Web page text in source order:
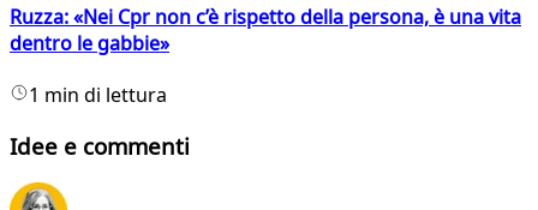
Ruzza: «Nei Cpr non c’è rispetto della persona, è una vita
dentro le gabbie»
1 min di lettura
Idee e commenti